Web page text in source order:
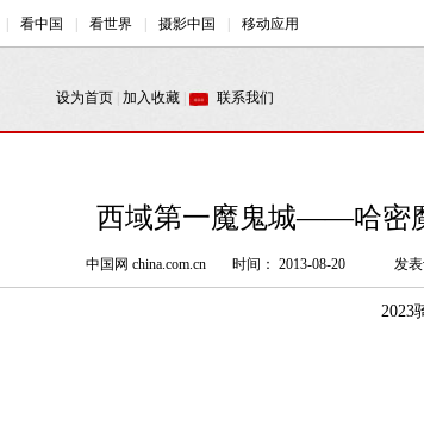
西域第一魔鬼城——哈密
中国网 china.com.cn 时间： 2013-08-20 发